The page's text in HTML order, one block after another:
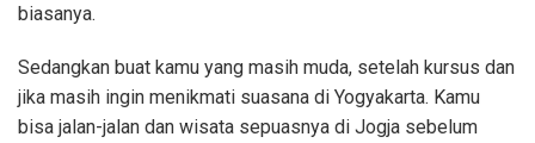
biasanya.
Sedangkan buat kamu yang masih muda, setelah kursus dan
jika masih ingin menikmati suasana di Yogyakarta. Kamu
bisa jalan-jalan dan wisata sepuasnya di Jogja sebelum